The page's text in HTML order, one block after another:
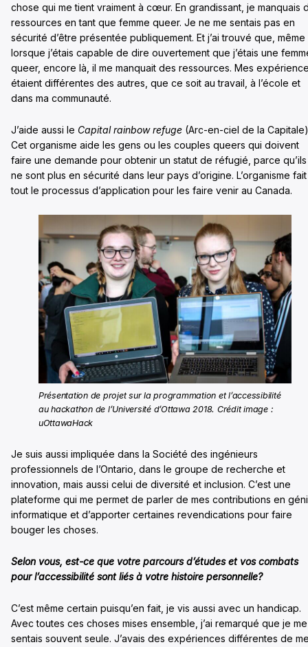
chose qui me tient vraiment à cœur. En grandissant, je manquais
ressources en tant que femme queer. Je ne me sentais pas en
sécurité d’être présentée publiquement. Et j’ai trouvé que, même
lorsque j’étais capable de dire ouvertement que j’étais une
queer, encore là, il me manquait des ressources. Mes
étaient différentes des autres, que ce soit au travail, à l’école et
dans ma communauté.
J’aide aussi le Capital rainbow refuge (Arc-en-ciel de la
Cet organisme aide les gens ou les couples queers qui doivent
faire une demande pour obtenir un statut de réfugié, parce qu’ils
ne sont plus en sécurité dans leur pays d’origine. L’organisme fait
tout le processus d’application pour les faire venir au Canada.
Présentation de projet sur la programmation et l’accessibilité
au hackathon de l’Université d’Ottawa 2018. Crédit image :
uOttawaHack
Je suis aussi impliquée dans la Société des ingénieurs
professionnels de l’Ontario, dans le groupe de recherche et
innovation, mais aussi celui de diversité et inclusion. C’est une
plateforme qui me permet de parler de mes contributions en
informatique et d’apporter certaines revendications pour faire
bouger les choses.
Selon vous, est-ce que votre parcours d’études et vos combats
pour l’accessibilité sont liés à votre histoire personnelle?
C’est même certain puisqu’en fait, je vis aussi avec un handicap.
Avec toutes ces choses mises ensemble, j’ai remarqué que je me
sentais souvent seule. J’avais des expériences différentes de